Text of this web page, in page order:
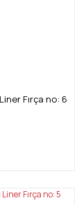
Fırça no: 6